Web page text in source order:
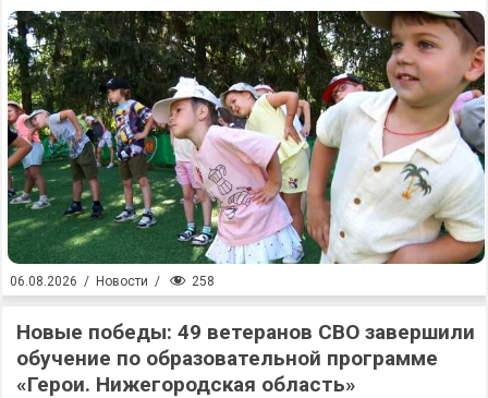
06.08.2026 / Новости / 258
Новые победы: 49 ветеранов СВО завершили
обучение по образовательной программе
«Герои. Нижегородская область»